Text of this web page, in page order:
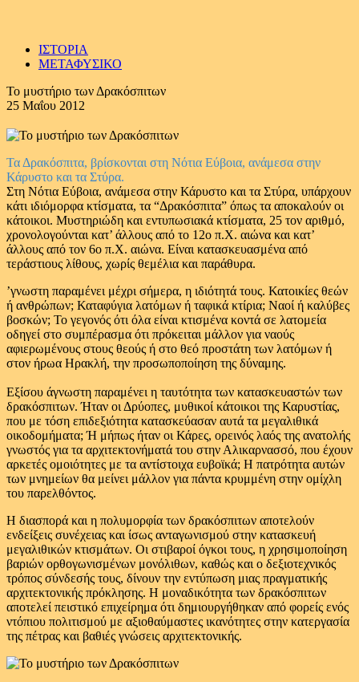
ΙΣΤΟΡΙΑ
ΜΕΤΑΦΥΣΙΚΟ
Το μυστήριο των Δρακόσπιτων
25 Μαΐου 2012
Τα Δρακόσπιτα, βρίσκονται στη Νότια Εύβοια, ανάμεσα στην
Κάρυστο και τα Στύρα.
Στη Νότια Εύβοια, ανάμεσα στην Κάρυστο και τα Στύρα, υπάρχουν
κάτι ιδιόμορφα κτίσματα, τα “Δρακόσπιτα” όπως τα αποκαλούν οι
κάτοικοι. Μυστηριώδη και εντυπωσιακά κτίσματα, 25 τον αριθμό,
χρονολογούνται κατ’ άλλους από το 12ο π.Χ. αιώνα και κατ’
άλλους από τον 6ο π.Χ. αιώνα. Είναι κατασκευασμένα από
τεράστιους λίθους, χωρίς θεμέλια και παράθυρα.
’γνωστη παραμένει μέχρι σήμερα, η ιδιότητά τους. Κατοικίες θεών
ή ανθρώπων; Καταφύγια λατόμων ή ταφικά κτίρια; Ναοί ή καλύβες
βοσκών; Το γεγονός ότι όλα είναι κτισμένα κοντά σε λατομεία
οδηγεί στο συμπέρασμα ότι πρόκειται μάλλον για ναούς
αφιερωμένους στους θεούς ή στο θεό προστάτη των λατόμων ή
στον ήρωα Ηρακλή, την προσωποποίηση της δύναμης.
Εξίσου άγνωστη παραμένει η ταυτότητα των κατασκευαστών των
δρακόσπιτων. Ήταν οι Δρύοπες, μυθικοί κάτοικοι της Καρυστίας,
που με τόση επιδεξιότητα κατασκεύασαν αυτά τα μεγαλιθικά
οικοδομήματα; Ή μήπως ήταν οι Κάρες, ορεινός λαός της ανατολής
γνωστός για τα αρχιτεκτονήματά του στην Αλικαρνασσό, που έχουν
αρκετές ομοιότητες με τα αντίστοιχα ευβοϊκά; Η πατρότητα αυτών
των μνημείων θα μείνει μάλλον για πάντα κρυμμένη στην ομίχλη
του παρελθόντος.
Η διασπορά και η πολυμορφία των δρακόσπιτων αποτελούν
ενδείξεις συνέχειας και ίσως ανταγωνισμού στην κατασκευή
μεγαλιθικών κτισμάτων. Οι στιβαροί όγκοι τους, η χρησιμοποίηση
βαριών ορθογωνισμένων μονόλιθων, καθώς και ο δεξιοτεχνικός
τρόπος σύνδεσής τους, δίνουν την εντύπωση μιας πραγματικής
αρχιτεκτονικής πρόκλησης. Η μοναδικότητα των δρακόσπιτων
αποτελεί πειστικό επιχείρημα ότι δημιουργήθηκαν από φορείς ενός
ντόπιου πολιτισμού με αξιοθαύμαστες ικανότητες στην κατεργασία
της πέτρας και βαθιές γνώσεις αρχιτεκτονικής.